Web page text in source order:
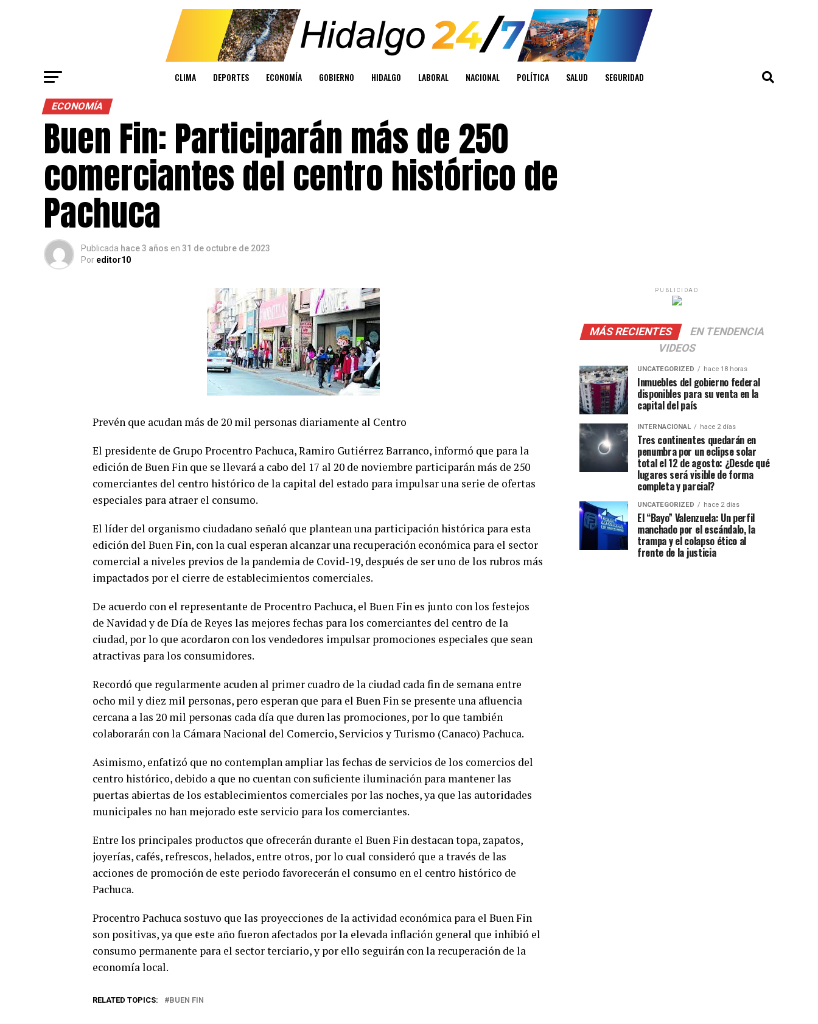
CLIMA DEPORTES ECONOMÍA GOBIERNO HIDALGO LABORAL NACIONAL POLÍTICA SALUD SEGURIDAD
ECONOMÍA
Buen Fin: Participarán más de 250
comerciantes del centro histórico de
Pachuca
Publicada hace 3 años en 31 de octubre de 2023
Por editor10
Prevén que acudan más de 20 mil personas diariamente al Centro
El presidente de Grupo Procentro Pachuca, Ramiro Gutiérrez Barranco, informó que para la
edición de Buen Fin que se llevará a cabo del 17 al 20 de noviembre participarán más de 250
comerciantes del centro histórico de la capital del estado para impulsar una serie de ofertas
especiales para atraer el consumo.
El líder del organismo ciudadano señaló que plantean una participación histórica para esta
edición del Buen Fin, con la cual esperan alcanzar una recuperación económica para el sector
comercial a niveles previos de la pandemia de Covid-19, después de ser uno de los rubros más
impactados por el cierre de establecimientos comerciales.
De acuerdo con el representante de Procentro Pachuca, el Buen Fin es junto con los festejos
de Navidad y de Día de Reyes las mejores fechas para los comerciantes del centro de la
ciudad, por lo que acordaron con los vendedores impulsar promociones especiales que sean
atractivas para los consumidores.
Recordó que regularmente acuden al primer cuadro de la ciudad cada fin de semana entre
ocho mil y diez mil personas, pero esperan que para el Buen Fin se presente una afluencia
cercana a las 20 mil personas cada día que duren las promociones, por lo que también
colaborarán con la Cámara Nacional del Comercio, Servicios y Turismo (Canaco) Pachuca.
Asimismo, enfatizó que no contemplan ampliar las fechas de servicios de los comercios del
centro histórico, debido a que no cuentan con suficiente iluminación para mantener las
puertas abiertas de los establecimientos comerciales por las noches, ya que las autoridades
municipales no han mejorado este servicio para los comerciantes.
Entre los principales productos que ofrecerán durante el Buen Fin destacan topa, zapatos,
joyerías, cafés, refrescos, helados, entre otros, por lo cual consideró que a través de las
acciones de promoción de este periodo favorecerán el consumo en el centro histórico de
Pachuca.
Procentro Pachuca sostuvo que las proyecciones de la actividad económica para el Buen Fin
son positivas, ya que este año fueron afectados por la elevada inflación general que inhibió el
consumo permanente para el sector terciario, y por ello seguirán con la recuperación de la
economía local.
RELATED TOPICS: BUEN FIN
PUBLICIDAD
MÁS RECIENTES
EN TENDENCIA
VIDEOS
UNCATEGORIZED hace 18 horas
Inmuebles del gobierno federal
disponibles para su venta en la
capital del país
INTERNACIONAL hace 2 días
Tres continentes quedarán en
penumbra por un eclipse solar
total el 12 de agosto: ¿Desde qué
lugares será visible de forma
completa y parcial?
UNCATEGORIZED hace 2 días
El “Bayo” Valenzuela: Un perfil
manchado por el escándalo, la
trampa y el colapso ético al
frente de la justicia